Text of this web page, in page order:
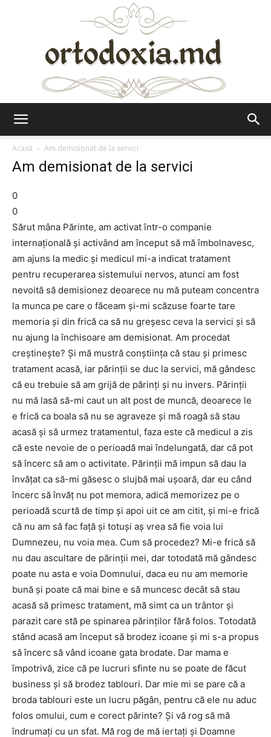
Acasă
Am demisionat de la servici
Am demisionat de la servici
0
0
Sărut mâna Părinte, am activat într-o companie
internațională și activând am început să mă îmbolnavesc,
am ajuns la medic și medicul mi-a indicat tratament
pentru recuperarea sistemului nervos, atunci am fost
nevoită să demisionez deoarece nu mă puteam concentra
la munca pe care o făceam și-mi scăzuse foarte tare
memoria și din frică ca să nu greșesc ceva la servici și să
nu ajung la închisoare am demisionat. Am procedat
creștinește? Și mă mustră conștiința că stau și primesc
tratament acasă, iar părinții se duc la servici, mă gândesc
că eu trebuie să am grijă de părinți și nu invers. Părinții
nu mă lasă să-mi caut un alt post de muncă, deoarece le
e frică ca boala să nu se agraveze și mă roagă să stau
acasă și să urmez tratamentul, faza este că medicul a zis
că este nevoie de o perioadă mai îndelungată, dar că pot
să încerc să am o activitate. Părinții mă impun să dau la
învățat ca să-mi găsesc o slujbă mai ușoară, dar eu când
încerc să învăț nu pot memora, adică memorizez pe o
perioadă scurtă de timp și apoi uit ce am citit, și mi-e frică
că nu am să fac față și totuși aș vrea să fie voia lui
Dumnezeu, nu voia mea. Cum să procedez? Mi-e frică să
nu dau ascultare de părinții mei, dar totodată mă gândesc
poate nu asta e voia Domnului, daca eu nu am memorie
bună și poate că mai bine e să muncesc decât să stau
acasă să primesc tratament, mă simt ca un trântor și
parazit care stă pe spinarea părinților fără folos. Totodată
stând acasă am început să brodez icoane și mi s-a propus
să încerc să vând icoane gata brodate. Dar mama e
împotrivă, zice că pe lucruri sfinte nu se poate de făcut
business și să brodez tablouri. Dar mie mi se pare că a
broda tablouri este un lucru păgân, pentru că ele nu aduc
folos omului, cum e corect părinte? Și vă rog să mă
îndrumați cu un sfat. Mă rog de mă iertați și Doamne